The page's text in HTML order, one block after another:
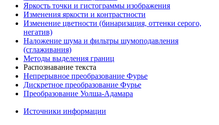
Яркость точки и гистограммы изображения
Изменения яркости и контрастности
Изменение цветности (бинаризация, оттенки серого,
негатив)
Наложение шума и фильтры шумоподавления
(сглаживания)
Методы выделения границ
Распознавание текста
Непрерывное преобразование Фурье
Дискретное преобразование Фурье
Преобразование Уолша-Адамара
Источники информации